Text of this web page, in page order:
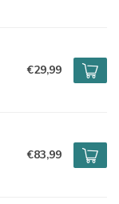
€29,99
€83,99